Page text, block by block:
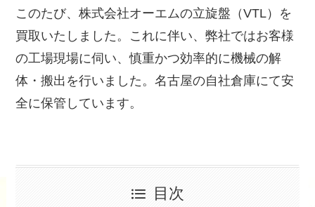
このたび、株式会社オーエムの立旋盤（VTL）を
買取いたしました。これに伴い、弊社ではお客様
の工場現場に伺い、慎重かつ効率的に機械の解
体・搬出を行いました。名古屋の自社倉庫にて安
全に保管しています。
目次